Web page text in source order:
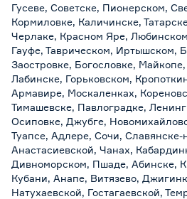
Гусеве, Советске, Пионерском,
Кормиловке, Каличинске,
Черлаке, Красном Яре,
Гауфе, Таврическом, Иртышском,
Заостровке, Богословке,
Лабинске, Горьковском,
Армавире, Москаленках,
Тимашевске, Павлоградке,
Осиповке, Джубге,
Туапсе, Адлере, Сочи, Славянске-
Анастасиевской, Чанах,
Дивноморском, Пшаде, Абинске,
Кубани, Анапе, Витязево,
Натухаевской, Гостагаевской,